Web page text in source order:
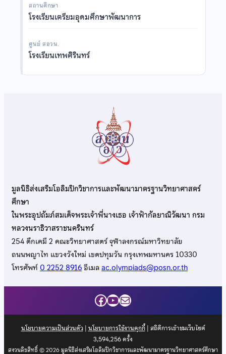
สถานศึกษา
โรงเรียนเตรียมอุดมศึกษาพัฒนาการ
ศูนย์ สอวน.
โรงเรียนเทพศิรินทร์
มูลนิธิส่งเสริมโอลิมปิกวิชาการและพัฒนามาตรฐานวิทยาศาสตร์
ศึกษา
ในพระอุปถัมภ์สมเด็จพระเจ้าพี่นางเธอ เจ้าฟ้ากัลยาณิวัฒนา กรม
หลวงนราธิวาสราชนครินทร์
254 ตึกเคมี 2 คณะวิทยาศาสตร์ จุฬาลงกรณ์มหาวิทยาลัย
ถนนพญาไท แขวงวังใหม่ เขตปทุมวัน กรุงเทพมหานคร 10330
โทรศัพท์0 2252 8916อีเมลac.olympiads@posn.or.th
Facebook
YouTube
Mail
นโยบายความเป็นส่วนตัว| นโยบายการใช้งานคุกกี้| สถิติการเข้าชมเว็บไซต์
3,594,256ครั้ง
สงวนลิขสิทธิ์ © 2026 มูลนิธิส่งเสริมโอลิมปิกวิชาการและพัฒนามาตรฐานวิทยาศาสตร์ศึกษา